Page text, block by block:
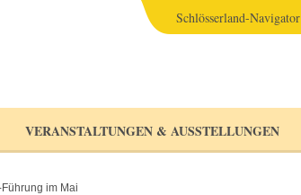
VERANSTALTUNGEN & AUSSTELLUNGEN
Schlösserland-Navigator
im Mai